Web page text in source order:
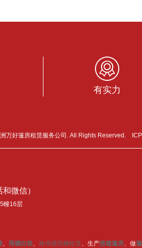
有实力
万好篷房租赁服务公司. All Rights Reserved.
微信）
幢16层
、 雨棚出租 、 株洲遮阳棚租赁、生产搭建篷房、做